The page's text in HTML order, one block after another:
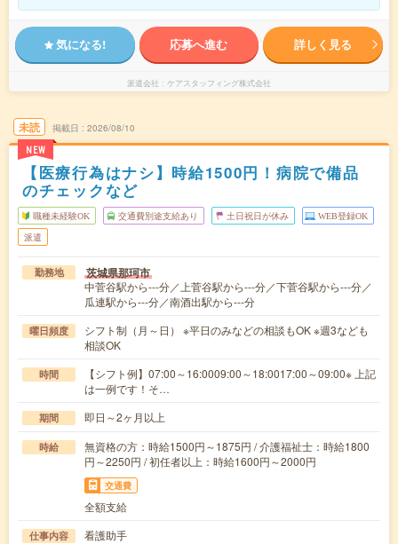
気になる! 応募へ進む 詳しく見る
派遣会社 ケアスタッフィング株式会社
未読
NEW
掲載日 2026/08/10
【医療行為はナシ】時給1500円！病院で備品
のチェックなど
職種未経験OK 交通費別途支給あり 土日祝日が休み WEB登録OK
派遣
勤務地 茨城県那珂市
中菅谷駅から---分／上菅谷駅から---分／下菅谷駅から---分／
瓜連駅から---分／南酒出駅から---分
曜日頻度
シフト制（月～日） ※平日のみなどの相談もOK ※週3なども
相談OK
時間
【シフト例】07:00～16:0009:00～18:0017:00～09:00※ 上記
は一例です！そ…
期間 即日～2ヶ月以上
時給
無資格の方：時給1500円～1875円 / 介護福祉士：時給1800
円～2250円 / 初任者以上：時給1600円～2000円
交通費
全額支給
仕事内容
看護助手